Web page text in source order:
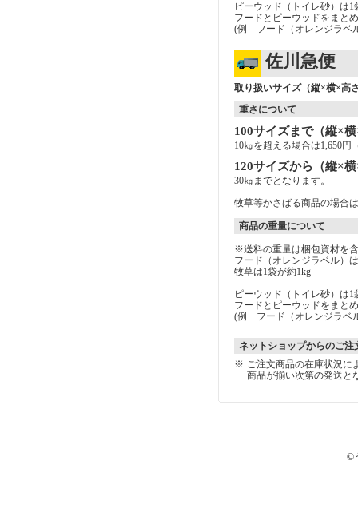
ピーウッド（トイレ砂）は
フードとピーウッドをまと
(例 フード（オレンジラベ
佐川急便
取り扱いサイズ（縦×横×高
重さについて
100サイズまで（縦×
10㎏を超える場合は1,650円
120サイズから（縦×
30㎏までとなります。
牧草等かさばる商品の場合
商品の重量について
※送料の重量は梱包資材を
フード（オレンジラベル）
牧草は1袋が約1kg
ピーウッド（トイレ砂）は
フードとピーウッドをまと
(例 フード（オレンジラベ
ネットショップからのご注
※ ご注文商品の在庫状況に
商品が揃い次第の発送と
©